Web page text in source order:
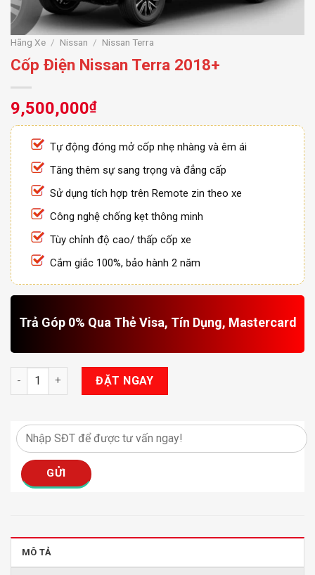
Hãng Xe / Nissan / Nissan Terra
Cốp Điện Nissan Terra 2018+
9,500,000₫
Tự động đóng mở cốp nhẹ nhàng và êm ái
Tăng thêm sự sang trọng và đẳng cấp
Sử dụng tích hợp trên Remote zin theo xe
Công nghệ chống kẹt thông minh
Tùy chỉnh độ cao/ thấp cốp xe
Cắm giắc 100%, bảo hành 2 năm
Trả Góp 0% Qua Thẻ Visa, Tín Dụng, Mastercard
Cốp Điện Nissan Terra 2018+ số lượng
ĐẶT NGAY
MÔ TẢ